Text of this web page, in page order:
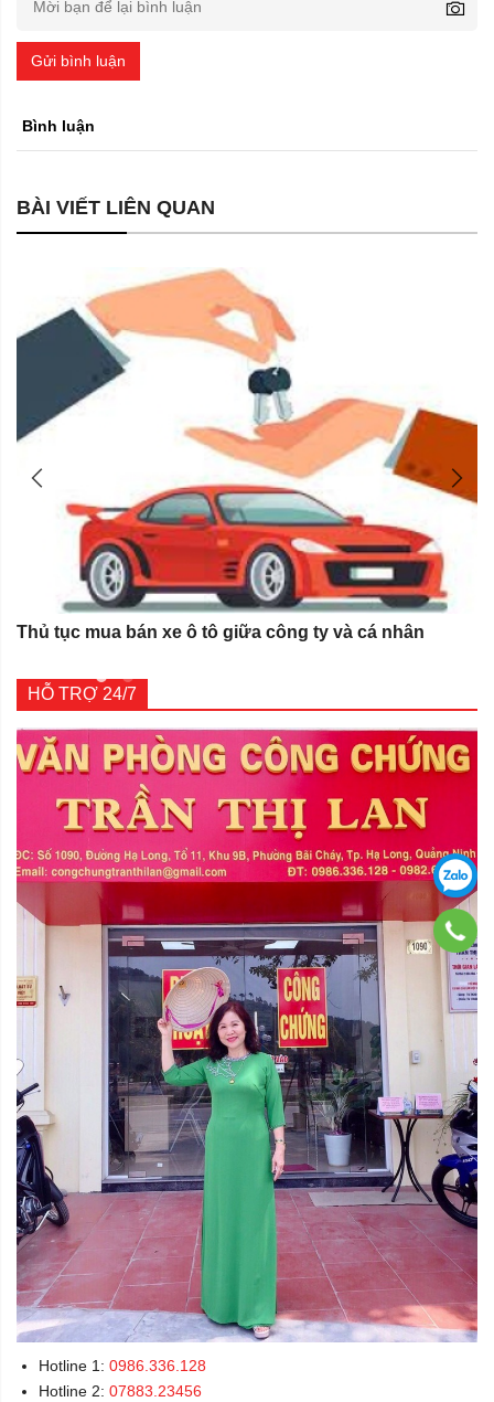
Gửi bình luận
Bình luận
BÀI VIẾT LIÊN QUAN
Thủ tục mua bán xe ô tô giữa công ty và cá nhân
HỖ TRỢ 24/7
Hotline 1: 0986.336.128
Hotline 2: 07883.23456